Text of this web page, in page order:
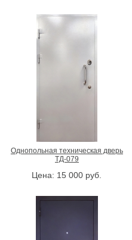
Однопольная техническая дверь
ТД-079
Цена: 15 000 руб.